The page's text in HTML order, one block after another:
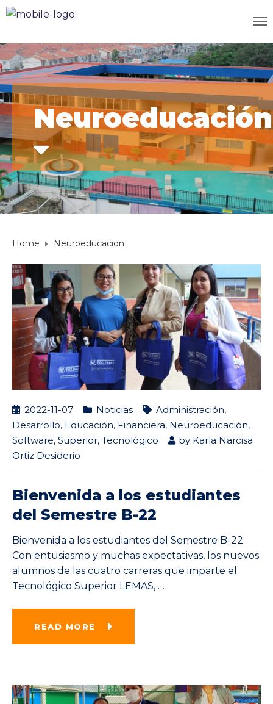
Neuroeducación
Home Neuroeducación
2022-11-07 Noticias Administración,
Desarrollo, Educación, Financiera, Neuroeducación,
Software, Superior, Tecnológico by Karla Narcisa
Ortiz Desiderio
Bienvenida a los estudiantes
del Semestre B-22
Bienvenida a los estudiantes del Semestre B-22
Con entusiasmo y muchas expectativas, los nuevos
alumnos de las cuatro carreras que imparte el
Tecnológico Superior LEMAS, …
READ MORE